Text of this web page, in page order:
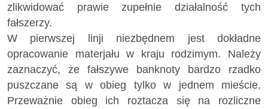
zlikwidować prawie zupełnie działalność tych
fałszerzy.
W pierwszej linji niezbędnem jest dokładne
opracowanie materjału w kraju rodzimym. Należy
zaznaczyć, że fałszywe banknoty bardzo rzadko
puszczane są w obieg tylko w jednem mieście.
Przeważnie obieg ich roztacza się na rozliczne